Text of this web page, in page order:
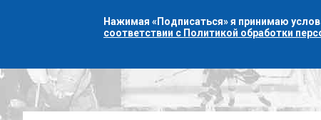
Нажимая «Подписаться» я принимаю
соответствии с Политикой обработки